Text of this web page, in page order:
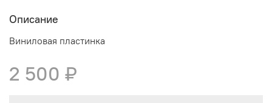
Описание
Виниловая пластинка
2 500 ₽